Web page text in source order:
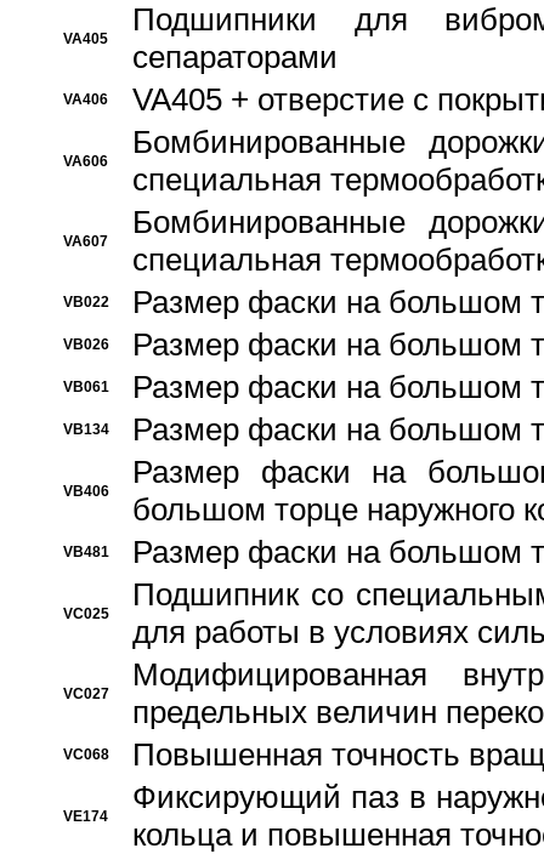
VA405
Подшипники для
сепараторами
VA406 VA405 + отверстие с
VA606
Бомбинированные
специальная
VA607
Бомбинированные
специальная
VB022 Размер фаски на большом
VB026 Размер фаски на большом
VB061 Размер фаски на большом
VB134 Размер фаски на большом
VB406
Размер фаски на
большом торце наружного
VB481 Размер фаски на большом
VC025
Подшипник со
для работы в условиях
VC027
Модифицированная
предельных величин
VC068 Повышенная точность
VE174
Фиксирующий паз в
кольца и повышенная